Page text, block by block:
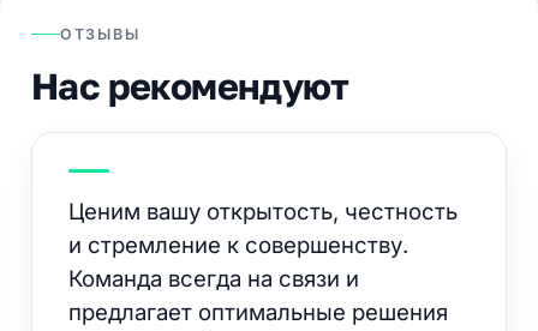
ОТЗЫВЫ
Нас рекомендуют
Ценим вашу открытость, честность
и стремление к совершенству.
Команда всегда на связи и
предлагает оптимальные решения